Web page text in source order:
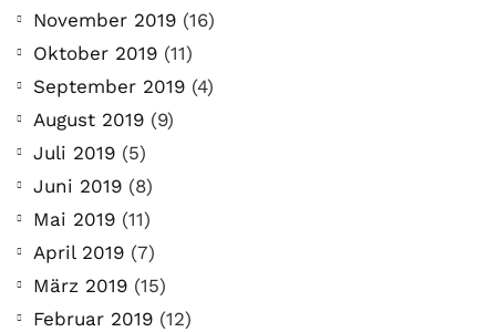
November 2019 (16)
Oktober 2019 (11)
September 2019 (4)
August 2019 (9)
Juli 2019 (5)
Juni 2019 (8)
Mai 2019 (11)
April 2019 (7)
März 2019 (15)
Februar 2019 (12)